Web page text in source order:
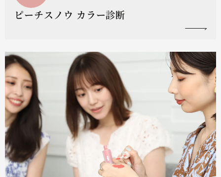
ピーチスノウ カラー診断